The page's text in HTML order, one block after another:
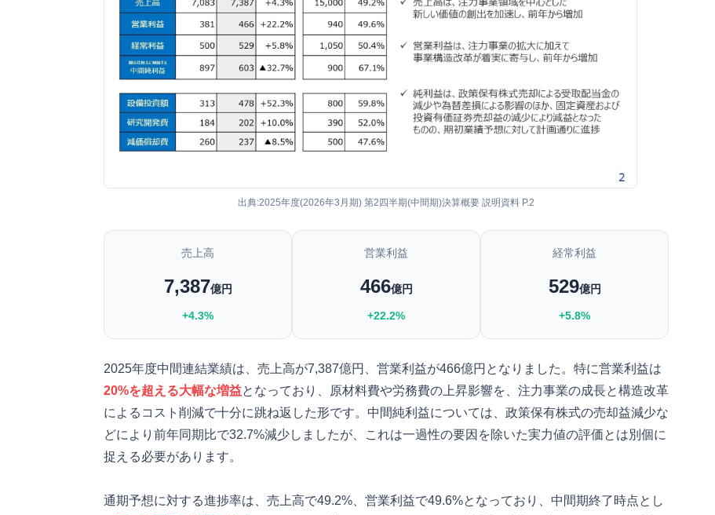
出典:2025年度(2026年3月期) 第2四半期(中間期)決算概要 説明資料 P.2
売上高
7,387億円
+4.3%
営業利益
466億円
+22.2%
経常利益
529億円
+5.8%
2025年度中間連結業績は、売上高が7,387億円、営業利益が466億円となりました。特に営業利益は
20%を超える大幅な増益となっており、原材料費や労務費の上昇影響を、注力事業の成長と構造改革
によるコスト削減で十分に跳ね返した形です。中間純利益については、政策保有株式の売却益減少な
どにより前年同期比で32.7%減少しましたが、これは一過性の要因を除いた実力値の評価とは別個に
捉える必要があります。
通期予想に対する進捗率は、売上高で49.2%、営業利益で49.6%となっており、中間期終了時点とし